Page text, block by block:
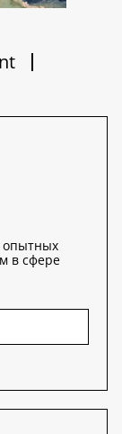
опытных
в сфере